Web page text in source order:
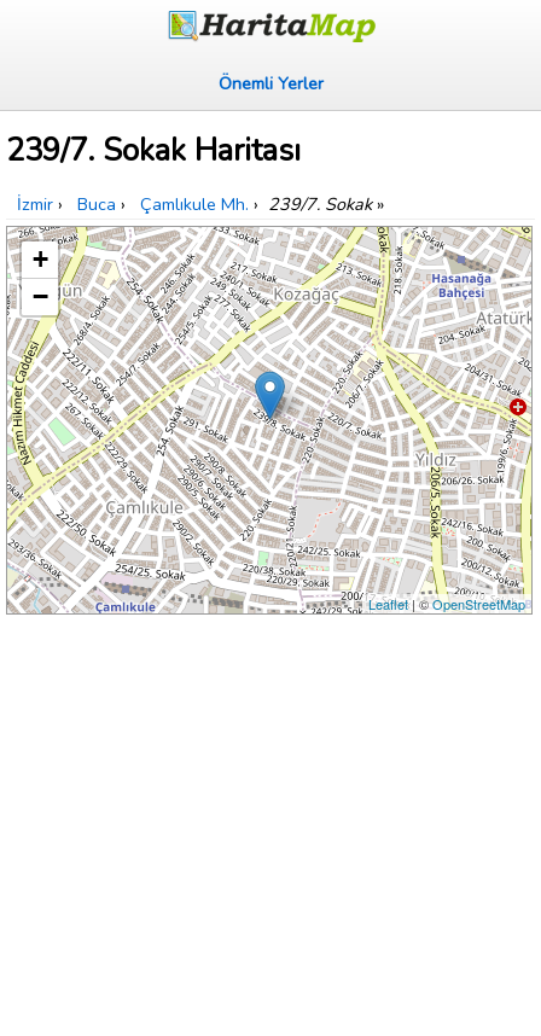
Önemli Yerler
239/7. Sokak Haritası
İzmir › Buca › Çamlıkule Mh. › 239/7. Sokak»
+
−
Leaflet| ©OpenStreetMap